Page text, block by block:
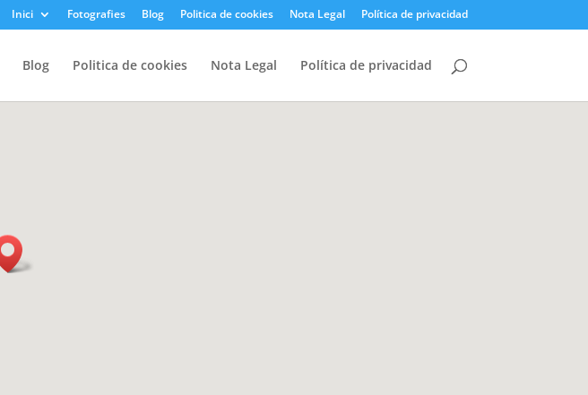
Inici Fotografies Blog Politica de cookies Nota Legal Política de privacidad
Blog Politica de cookies Nota Legal Política de privacidad